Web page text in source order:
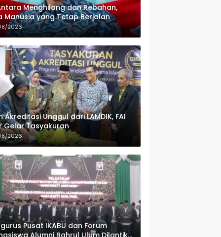
Menghilang dan Rebahan,
Manusia yang Tetap Berjalan
2026
Akreditasi Unggul dari LAMDIK, FAI
Gelar Tasyakuran
2026
Pusat IKABU dan Forum
Alumni Bahrul Ulum Dilantik,